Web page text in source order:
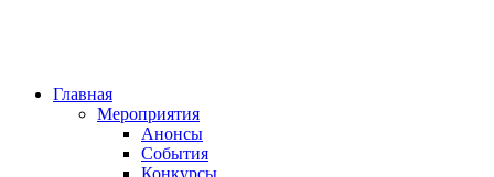
Главная
Мероприятия
Анонсы
События
Конкурсы